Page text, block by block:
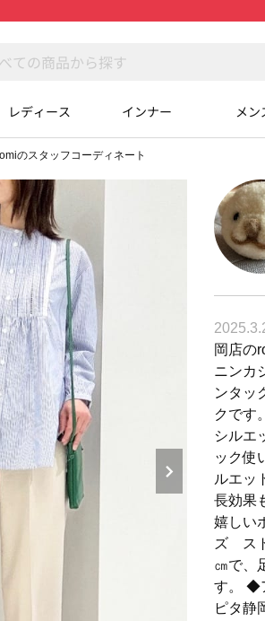
レディース インナー メン
のスタッフコーディネート
岡
ニンカ
ンタッ
クです
シルエ
ック使
ルエッ
長効果
嬉しい
ズ ス
㎝で、
す。 ◆
ピタ静